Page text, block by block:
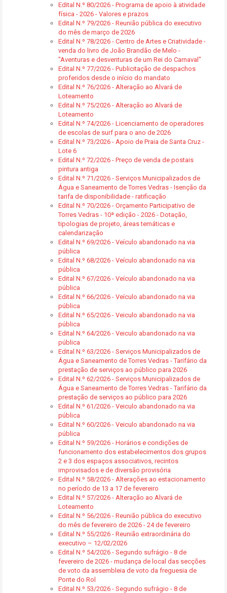
Edital N.º 80/2026 - Programa de apoio à atividade
física - 2026 - Valores e prazos
Edital N.º 79/2026 - Reunião pública do executivo
do mês de março de 2026
Edital N.º 78/2026 - Centro de Artes e Criatividade -
venda do livro de João Brandão de Melo -
"Aventuras e desventuras de um Rei do Carnaval"
Edital N.º 77/2026 - Publicitação de despachos
proferidos desde o início do mandato
Edital N.º 76/2026 - Alteração ao Alvará de
Loteamento
Edital N.º 75/2026 - Alteração ao Alvará de
Loteamento
Edital N.º 74/2026 - Licenciamento de operadores
de escolas de surf para o ano de 2026
Edital N.º 73/2026 - Apoio de Praia de Santa Cruz -
Lote 6
Edital N.º 72/2026 - Preço de venda de postais
pintura antiga
Edital N.º 71/2026 - Serviços Municipalizados de
Água e Saneamento de Torres Vedras - Isenção da
tarifa de disponibilidade - ratificação
Edital N.º 70/2026 - Orçamento Participativo de
Torres Vedras - 10ª edição - 2026 - Dotação,
tipologias de projeto, áreas temáticas e
calendarização
Edital N.º 69/2026 - Veículo abandonado na via
pública
Edital N.º 68/2026 - Veículo abandonado na via
pública
Edital N.º 67/2026 - Veículo abandonado na via
pública
Edital N.º 66/2026 - Veículo abandonado na via
pública
Edital N.º 65/2026 - Veiculo abandonado na via
pública
Edital N.º 64/2026 - Veiculo abandonado na via
pública
Edital N.º 63/2026 - Serviços Municipalizados de
Água e Saneamento de Torres Vedras - Tarifário da
prestação de serviços ao público para 2026
Edital N.º 62/2026 - Serviços Municipalizados de
Água e Saneamento de Torres Vedras - Tarifário da
prestação de serviços ao público para 2026
Edital N.º 61/2026 - Veiculo abandonado na via
pública
Edital N.º 60/2026 - Veiculo abandonado na via
pública
Edital N.º 59/2026 - Horários e condições de
funcionamento dos estabelecimentos dos grupos
2 e 3 dos espaços associativos, recintos
improvisados e de diversão provisória
Edital N.º 58/2026 - Alterações ao estacionamento
no período de 13 a 17 de fevereiro
Edital N.º 57/2026 - Alteração ao Alvará de
Loteamento
Edital N.º 56/2026 - Reunião pública do executivo
do mês de fevereiro de 2026 - 24 de fevereiro
Edital N.º 55/2026 - Reunião extraordinária do
executivo – 12/02/2026
Edital N.º 54/2026 - Segundo sufrágio - 8 de
fevereiro de 2026 - mudança de local das secções
de voto da assembleia de voto da freguesia de
Ponte do Rol
Edital N.º 53/2026 - Segundo sufrágio - 8 de